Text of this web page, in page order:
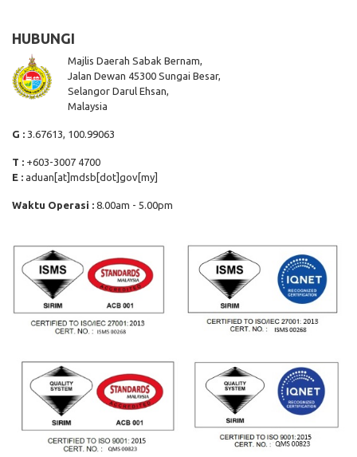
HUBUNGI
Majlis Daerah Sabak Bernam,
Jalan Dewan 45300 Sungai Besar,
Selangor Darul Ehsan,
Malaysia
G : 3.67613, 100.99063
T : +603-3007 4700
E : aduan[at]mdsb[dot]gov[my]
Waktu Operasi : 8.00am - 5.00pm